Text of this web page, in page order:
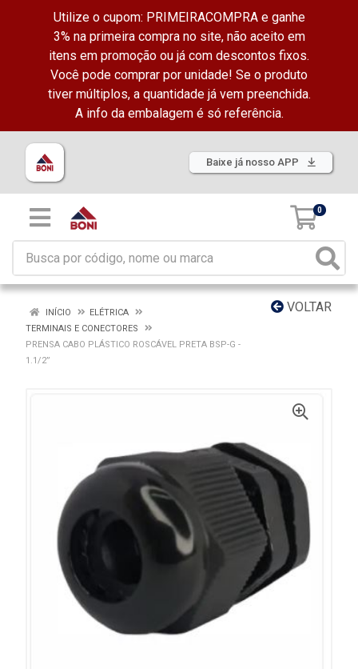
Utilize o cupom: PRIMEIRACOMPRA e ganhe
3% na primeira compra no site, não aceito em
itens em promoção ou já com descontos fixos.
Você pode comprar por unidade! Se o produto
tiver múltiplos, a quantidade já vem preenchida.
A info da embalagem é só referência.
Baixe já nosso APP
0
VOLTAR
INÍCIO
ELÉTRICA
TERMINAIS E CONECTORES
PRENSA CABO PLÁSTICO ROSCÁVEL PRETA BSP-G -
1.1/2”